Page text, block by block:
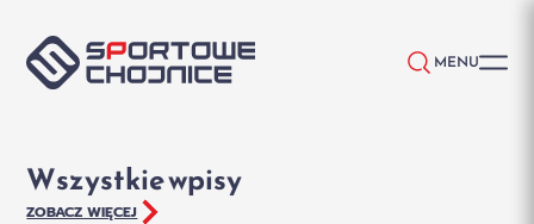
MENU
Wszystkie wpisy
ZOBACZ WIĘCEJ